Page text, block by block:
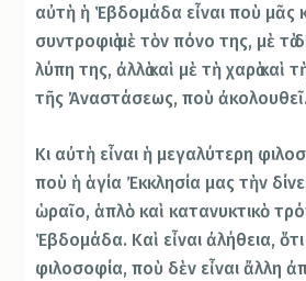
αὐτὴ ἡ Ἑβδομάδα εἶναι ποὺ μᾶς
συντροφιὰ μὲ τὸν πόνο της, μὲ τὰ
λύπη της, ἀλλὰ καὶ μὲ τὴ χαρὰ καὶ
τῆς Ἀναστάσεως, ποὺ ἀκολουθεῖ.
Κι αὐτὴ εἶναι ἡ μεγαλύτερη
ποὺ ἡ ἁγία Ἐκκλησία μας τὴν
ὡραῖο, ἁπλὸ καὶ κατανυκτικὸ
Ἑβδομάδα. Καὶ εἶναι ἀλήθεια,
φιλοσοφία, ποὺ δὲν εἶναι ἄλλη